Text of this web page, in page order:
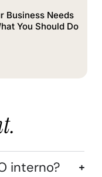
Business Needs
You Should Do
interno?